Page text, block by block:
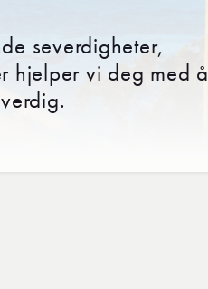
severdigheter,
hjelper vi deg med å